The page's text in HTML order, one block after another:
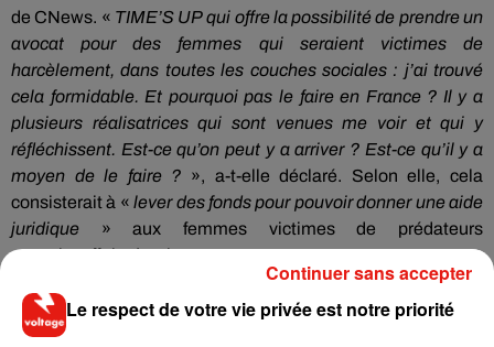
de CNews. « TIME’S UPqui offre la possibilité de prendre un
avocat pour des femmes qui seraient victimes de
harcèlement, dans toutes les couches sociales : j’ai trouvé
cela formidable. Et pourquoi pas le faire en France ? Il y a
plusieurs réalisatrices qui sont venues me voir et qui y
réfléchissent. Est-ce qu’on peut y a arriver ? Est-ce qu’il y a
moyen de le faire ? », a-t-elle déclaré.
Selon elle, cela
consisterait à «lever des fonds pour pouvoir donner une aide
juridique » aux femmes victimes de prédateurs
sexuels.Affaire à suivre...
Le respect de votre vie privée est notre priorité
Continuer sans accepter